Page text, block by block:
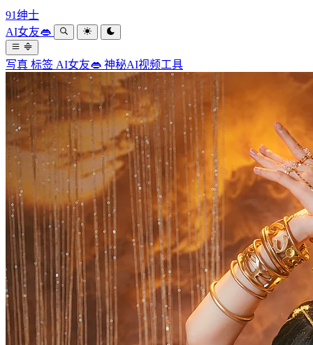
91绅士
AI女友👄
写真 标签 AI女友👄 神秘AI视频工具